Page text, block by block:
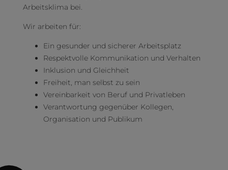
Arbeitsklima bei.
Wir arbeiten für:
Ein gesunder und sicherer Arbeitsplatz
Respektvolle Kommunikation und Verhalten
Inklusion und Gleichheit
Freiheit, man selbst zu sein
Vereinbarkeit von Beruf und Privatleben
Verantwortung gegenüber Kollegen,
Organisation und Publikum